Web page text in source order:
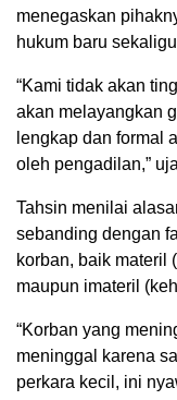
menegaskan
hukum baru
“Kami tidak akan
akan melayangkan
lengkap dan formal
oleh pengadilan,”
Tahsin menilai
sebanding dengan
korban, baik materil
maupun imateril
“Korban yang
meninggal karena
perkara kecil, ini